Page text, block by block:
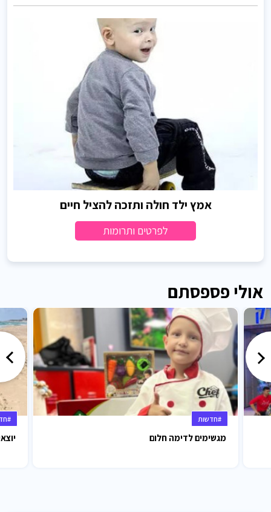
אמץ ילד חולה ותזכה להציל חיים
לפרטים ותרומות
אולי פספסתם
#חדשות
מגשימים לדימה חלום